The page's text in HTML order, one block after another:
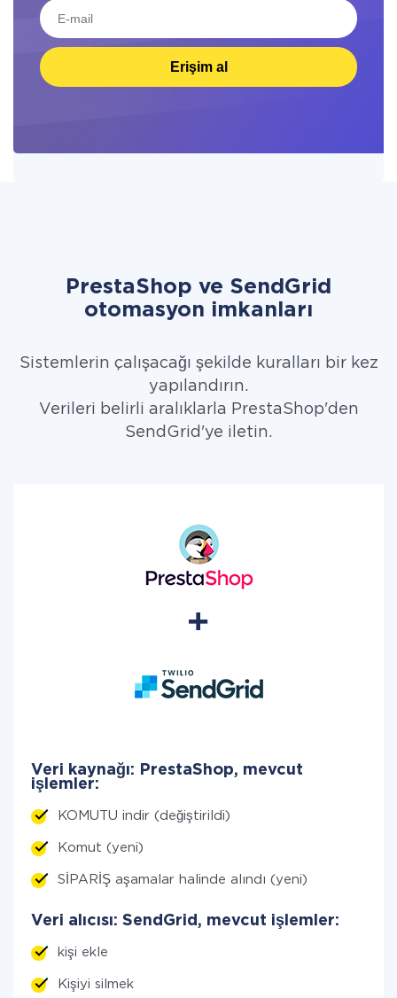
Erişim al
PrestaShop ve SendGrid
otomasyon imkanları
Sistemlerin çalışacağı şekilde kuralları bir kez
yapılandırın.
Verileri belirli aralıklarla PrestaShop'den
SendGrid'ye iletin.
Veri kaynağı: PrestaShop, mevcut
işlemler:
KOMUTU indir (değiştirildi)
Komut (yeni)
SİPARİŞ aşamalar halinde alındı (yeni)
Veri alıcısı: SendGrid, mevcut işlemler:
kişi ekle
Kişiyi silmek